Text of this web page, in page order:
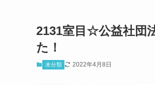
2131室目☆公益社団
た！
未分類 2022年4月8日